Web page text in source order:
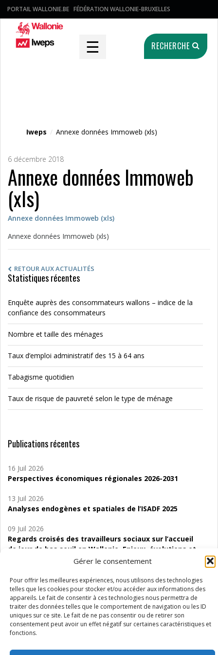
Gérer le consentement
Pour offrir les meilleures expériences, nous utilisons des technologies
telles que les cookies pour stocker et/ou accéder aux informations des
appareils. Le fait de consentir à ces technologies nous permettra de
traiter des données telles que le comportement de navigation ou les ID
uniques sur ce site. Le fait de ne pas consentir ou de retirer son
consentement peut avoir un effet négatif sur certaines caractéristiques et
fonctions.
PORTAIL WALLONIE.BE FÉDÉRATION WALLONIE-BRUXELLES
☰ RECHERCHE
Iweps / Annexe données Immoweb (xls)
6 décembre 2018
Annexe données Immoweb
(xls)
Annexe données Immoweb (xls)
Annexe données Immoweb (xls)
RETOUR AUX ACTUALITÉS
Statistiques récentes
Enquête auprès des consommateurs wallons – indice de la
confiance des consommateurs
Nombre et taille des ménages
Taux d’emploi administratif des 15 à 64 ans
Tabagisme quotidien
Taux de risque de pauvreté selon le type de ménage
Publications récentes
16 Juil 2026
Perspectives économiques régionales 2026-2031
13 Juil 2026
Analyses endogènes et spatiales de l’ISADF 2025
09 Juil 2026
Regards croisés des travailleurs sociaux sur l’accueil
de jour de bas seuil en Wallonie. Enjeux, évolutions et
06 Juil 2026
Étude d’évaluabilité des Structures
d’accompagnement à l’autocréation d’emploi (SAACE)
01 Juil 2026
Pénurie du personnel infirmier :quels indicateurs
Wallonie ?